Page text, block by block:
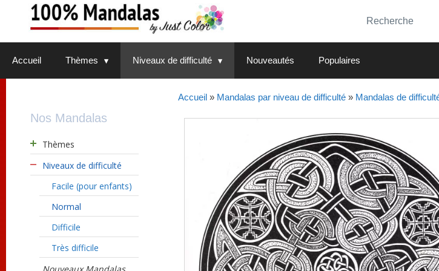
Accueil Thèmes Niveaux de difficulté Nouveautés Populaires
Accueil» Mandalas par niveau de difficulté» Mandalas de
Nos Mandalas
Thèmes
Niveaux de difficulté
Facile (pour enfants)
Normal
Difficile
Très difficile